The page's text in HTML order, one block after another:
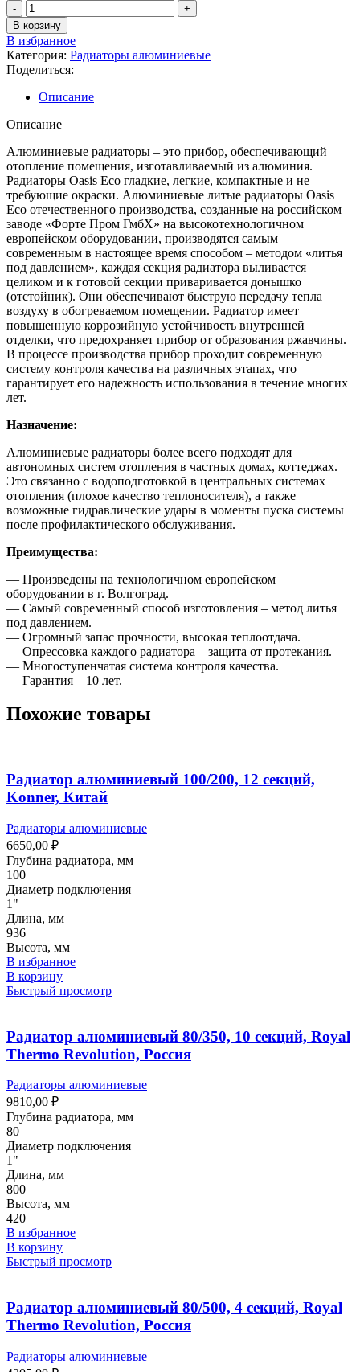
В корзину
В избранное
Категория: Радиаторы алюминиевые
Поделиться:
Описание
Описание
Алюминиевые радиаторы – это прибор, обеспечивающий
отопление помещения, изготавливаемый из алюминия.
Радиаторы Oasis Eco гладкие, легкие, компактные и не
требующие окраски. Алюминиевые литые радиаторы Oasis
Eco отечественного производства, созданные на российском
заводе «Форте Пром ГмбХ» на высокотехнологичном
европейском оборудовании, производятся самым
современным в настоящее время способом – методом «литья
под давлением», каждая секция радиатора выливается
целиком и к готовой секции приваривается донышко
(отстойник). Они обеспечивают быструю передачу тепла
воздуху в обогреваемом помещении. Радиатор имеет
повышенную коррозийную устойчивость внутренней
отделки, что предохраняет прибор от образования ржавчины.
В процессе производства прибор проходит современную
систему контроля качества на различных этапах, что
гарантирует его надежность использования в течение многих
лет.
Назначение:
Алюминиевые радиаторы более всего подходят для
автономных систем отопления в частных домах, коттеджах.
Это связанно с водоподготовкой в центральных системах
отопления (плохое качество теплоносителя), а также
возможные гидравлические удары в моменты пуска системы
после профилактического обслуживания.
Преимущества:
— Произведены на технологичном европейском
оборудовании в г. Волгоград.
— Самый современный способ изготовления – метод литья
под давлением.
— Огромный запас прочности, высокая теплоотдача.
— Опрессовка каждого радиатора – защита от протекания.
— Многоступенчатая система контроля качества.
— Гарантия – 10 лет.
Похожие товары
Радиатор алюминиевый 100/200, 12 секций,
Konner, Китай
Радиаторы алюминиевые
6650,00 ₽
Глубина радиатора, мм
100
Диаметр подключения
1"
Длина, мм
936
Высота, мм
В избранное
В корзину
Быстрый просмотр
Радиатор алюминиевый 80/350, 10 секций, Royal
Thermo Revolution, Россия
Радиаторы алюминиевые
9810,00 ₽
Глубина радиатора, мм
80
Диаметр подключения
1"
Длина, мм
800
Высота, мм
420
В избранное
В корзину
Быстрый просмотр
Радиатор алюминиевый 80/500, 4 секций, Royal
Thermo Revolution, Россия
Радиаторы алюминиевые